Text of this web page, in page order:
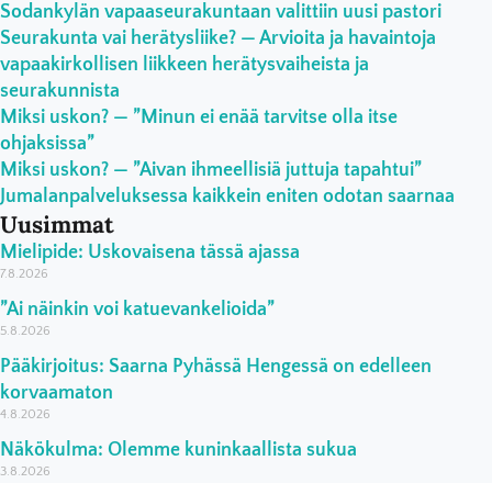
Sodankylän vapaaseurakuntaan valittiin uusi pastori
Seurakunta vai herätysliike? — Arvioita ja havaintoja
vapaakirkollisen liikkeen herätysvaiheista ja
seurakunnista
Miksi uskon? — ”Minun ei enää tarvitse olla itse
ohjaksissa”
Miksi uskon? — ”Aivan ihmeellisiä juttuja tapahtui”
Jumalanpalveluksessa kaikkein eniten odotan saarnaa
Uusimmat
Mielipide: Uskovaisena tässä ajassa
7.8.2026
”Ai näinkin voi katuevankelioida”
5.8.2026
Pääkirjoitus: Saarna Pyhässä Hengessä on edelleen
korvaamaton
4.8.2026
Näkökulma: Olemme kuninkaallista sukua
3.8.2026